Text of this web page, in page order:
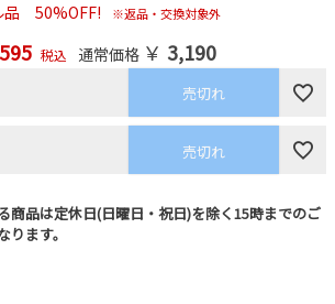
品 50%OFF! ※返品・交換対象外
税込 通常価格 ￥ 3,190
売切れ
売切れ
商品は定休日(日曜日・祝日)を除く15時までのご
ます。